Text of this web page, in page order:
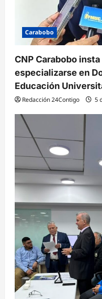
Carabobo
CNP Carabobo
especializarse en
Educación
Redacción 24Contigo 5